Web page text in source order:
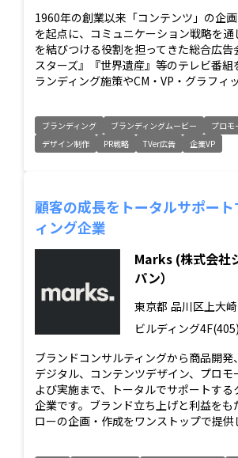
1960年の創業以来「コンテンツ」の企
を起点に、コミュニケーション戦略を
を結びつける役割を担ってきた総合広告
スターズ』『世界遺産』等のテレビ番組
ランディング施策やCM・VP・グラフィ
ブランディング ブランディングムービー プロモ
デザイン制作
PR戦略 TVer広告 企業VP
顧客の成長をトータルサポー
ィング企業
Marks (株式会社
パン）
東京都 品川区上大
ビルディング4F(405)
ブランドコンサルティングから商品開発
デジタル、コンテンツデザイン、プロモ
よび実施まで、トータルでサポートする
企業です。ブランド立ち上げと利益をも
ローの企画・作成をワンストップで提供